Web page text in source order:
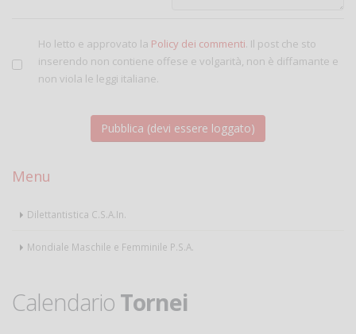
Ho letto e approvato la Policy dei commenti. Il post che sto
inserendo non contiene offese e volgarità, non è diffamante e
non viola le leggi italiane.
Menu
Dilettantistica C.S.A.In.
Mondiale Maschile e Femminile P.S.A.
Calendario Tornei